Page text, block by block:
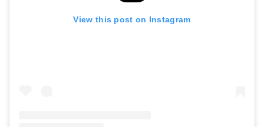
View this post on Instagram